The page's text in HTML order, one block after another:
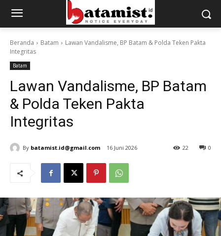
Beranda Batam
Lawan Vandalisme, BP Batam & Polda Teken Pakta
Integritas
Batam
Lawan Vandalisme, BP Batam
& Polda Teken Pakta
Integritas
By batamist.id@gmail.com 16 Juni 2026 0
22